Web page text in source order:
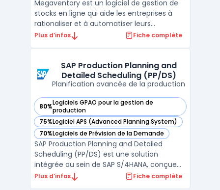
Megaventory est un logiciel de gestion de
stocks en ligne qui aide les entreprises à
rationaliser et à automatiser leurs
processus de gestion de stocks. Avec des
expéditions, Megaventory est une solution
complète ...
Plus d’infos Fiche complète
SAP Production Planning and
Detailed Scheduling (PP/DS)
Planification avancée de la production
80%Logiciels GPAO pour la gestion de
production
— voir SAP Production Planning and Detailed Scheduling
75%Logiciel APS (Advanced Planning System)
— voir SAP Production Planning and Detailed Scheduling
70%Logiciels de Prévision de la Demande
— voir SAP Production Planning and Detailed Scheduling
SAP Production Planning and Detailed
Scheduling (PP/DS) est une solution
intégrée au sein de SAP S/4HANA, conçue
pour optimiser la planification de la
Plus d’infos Fiche complète